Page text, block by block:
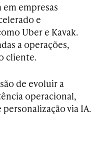
empresas
e
Uber e Kavak.
a operações,
cliente.
de evoluir a
operacional,
via IA.